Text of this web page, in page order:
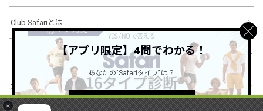
×
Club Safariとは
ショッピングガイド
会社概要・規約
【アプリ限定】4問でわかる！
あなたの"Safariタイプ"は？
詳しくはこちら ＞